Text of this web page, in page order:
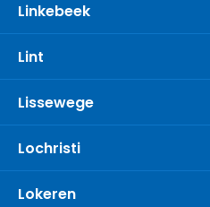
Linkebeek
Lint
Lissewege
Lochristi
Lokeren